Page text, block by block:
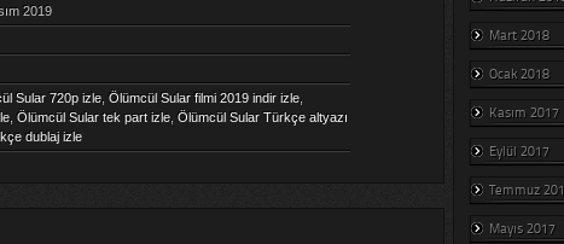
2019
Sular 720p izle, Ölümcül Sular filmi 2019 indir izle,
, Ölümcül Sular tek part izle, Ölümcül Sular Türkçe altyazı
dublaj izle
Mart 2018
Ocak 2018
Kasım 2017
Eylül 2017
Temmuz
Mayıs 2017